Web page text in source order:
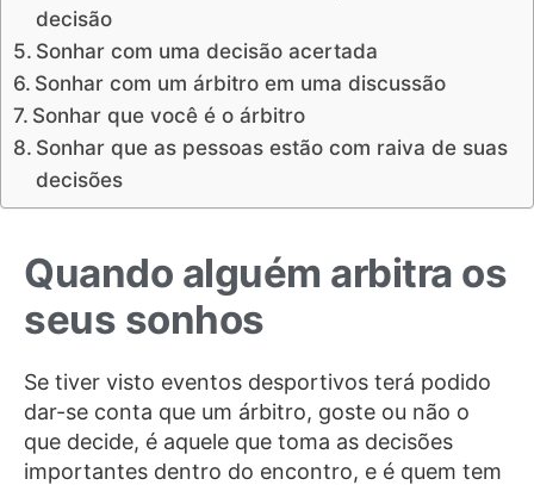
decisão
Sonhar com uma decisão acertada
Sonhar com um árbitro em uma discussão
Sonhar que você é o árbitro
Sonhar que as pessoas estão com raiva de suas
decisões
Quando alguém arbitra os
seus sonhos
Se tiver visto eventos desportivos terá podido
dar-se conta que um árbitro, goste ou não o
que decide, é aquele que toma as decisões
importantes dentro do encontro, e é quem tem